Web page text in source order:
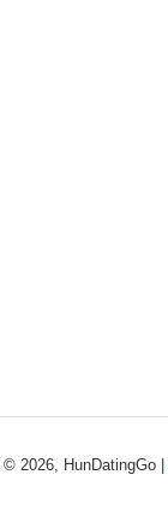
© 2026, HunDatingGo |